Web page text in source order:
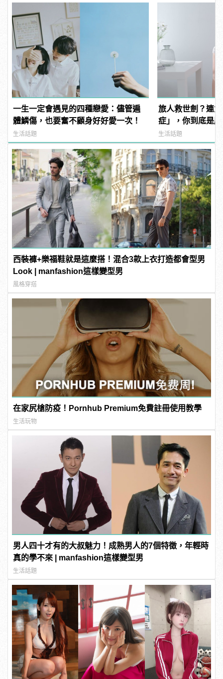
一生一定會遇見的四種戀愛：儘管遍
體鱗傷，也要奮不顧身好好愛一次！
生活話題
旅人救世劍？連
症」，你到底是
manfashion這樣
生活話題
西裝褲+樂福鞋就是這麼搭！混合3款上衣打造都會型男
Look | manfashion這樣變型男
風格穿搭
在家尻槍防疫！Pornhub Premium免費註冊使用教學
生活玩物
男人四十才有的大叔魅力！成熟男人的7個特徵，年輕時
真的學不來 | manfashion這樣變型男
生活話題